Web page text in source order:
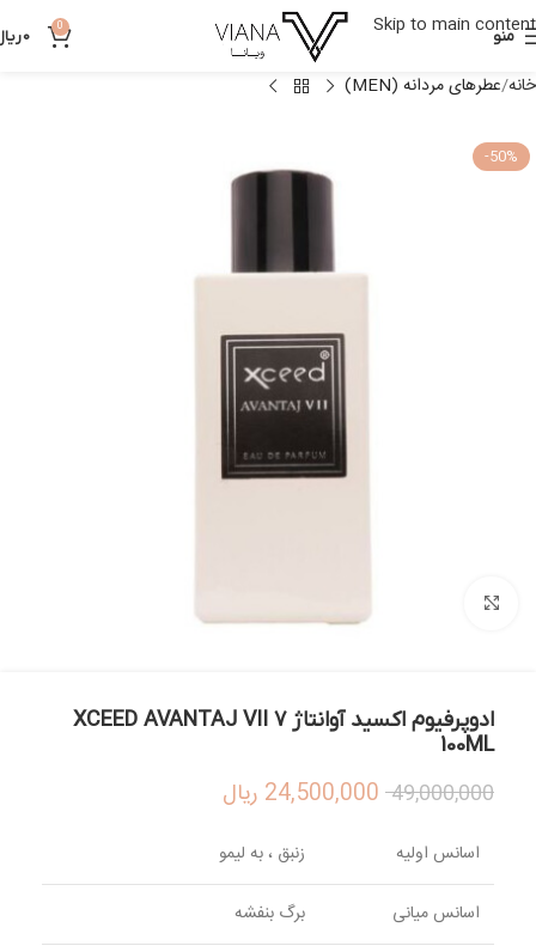
Skip to main content
منو 0
0
خانه عطرهای مردانه (MEN)
-50%
ادوپرفیوم اکسید آوانتاژ 7 XCEED AVANTAJ VII
100ML
49,000,000
24,500,000 ریال
اسانس اولیه زنبق ، به لیمو
اسانس میانی برگ بنفشه